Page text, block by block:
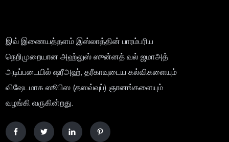
இவ் இணையத்தளம் இஸ்லாத்தின் பாரம்பரிய
நெறிமுறையான அஹ்லுஸ் ஸுன்னத் வல் ஜமாஅத்
அடிப்படையில் ஷரீஅஹ், தரீகாவுடைய கல்விகளையும்
விஷேடமாக ஸூபிஸ (தஸவ்வுப்) ஞானங்களையும்
வழங்கி வருகின்றது.